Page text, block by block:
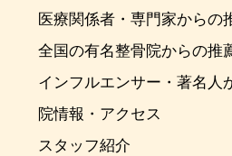
医療関係者・専門家からの
全国の有名整骨院からの推
インフルエンサー・著名人
院情報・アクセス
スタッフ紹介